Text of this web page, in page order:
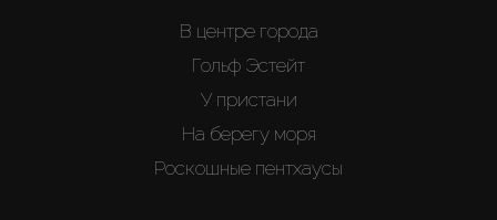
В центре города
Гольф Эстейт
У пристани
На берегу моря
Роскошные пентхаусы